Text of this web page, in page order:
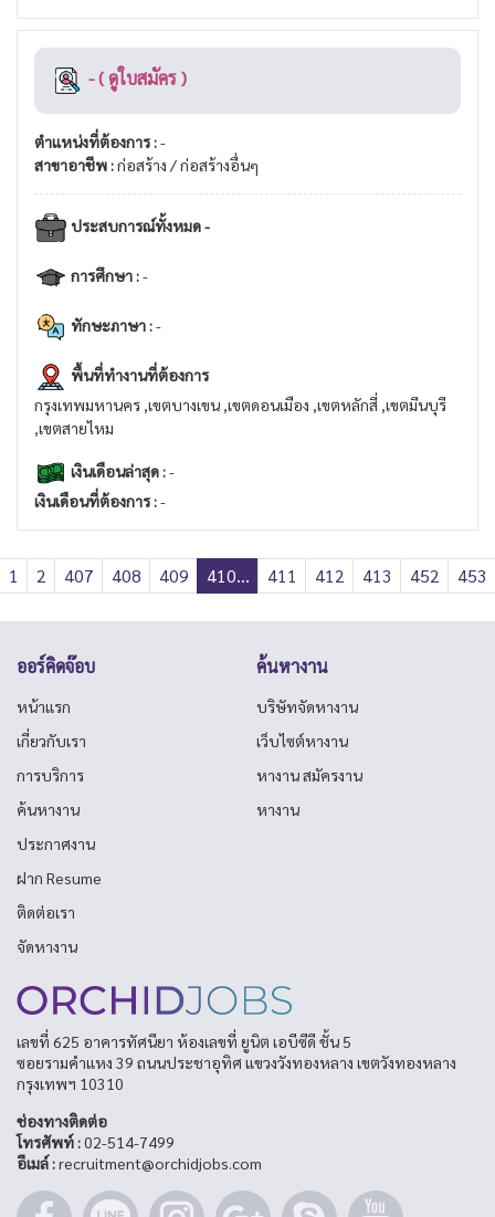
- ( ดูใบสมัคร )
ตำแหน่งที่ต้องการ :-
สาขาอาชีพ :ก่อสร้าง / ก่อสร้างอื่นๆ
ประสบการณ์ทั้งหมด -
การศึกษา :-
ทักษะภาษา :-
พื้นที่ทำงานที่ต้องการ
กรุงเทพมหานคร ,เขตบางเขน ,เขตดอนเมือง ,เขตหลักสี่ ,เขตมีนบุรี
,เขตสายไหม
เงินเดือนล่าสุด :-
เงินเดือนที่ต้องการ :-
1 2 407 408 409 410... 411 412 413 452 453
ออร์คิดจ๊อบ
หน้าแรก
เกี่ยวกับเรา
การบริการ
ค้นหางาน
ประกาศงาน
ฝาก Resume
ติดต่อเรา
จัดหางาน
ค้นหางาน
บริษัทจัดหางาน
เว็บไซต์หางาน
หางาน สมัครงาน
หางาน
เลขที่ 625 อาคารทัศนียา ห้องเลขที่ ยูนิต เอบีซีดี ชั้น 5
ซอยรามคำแหง 39 ถนนประชาอุทิศ แขวงวังทองหลาง เขตวังทองหลาง
กรุงเทพฯ 10310
ช่องทางติดต่อ
โทรศัพท์ :02-514-7499
อีเมล์ :recruitment@orchidjobs.com